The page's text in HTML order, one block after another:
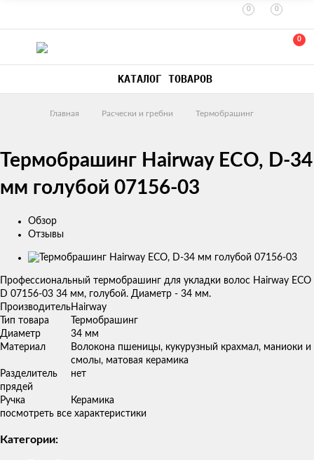
0 0
0
КАТАЛОГ ТОВАРОВ
Главная Расчески и гребни Термобрашинг
Термобрашинг Hairway ECO, D-34
мм голубой 07156-03
Обзор
Отзывы
Изображения
товаров
Профессиональный термобрашинг для укладки волос Hairway ECO
D 07156-03 34 мм, голубой. Диаметр - 34 мм.
ПроизводительHairway
Тип товара
Термобрашинг
Диаметр
34 мм
Материал
Волокона пшеницы, кукурузный крахмал, маниоки и
смолы, матовая керамика
Разделитель
прядей
нет
Ручка
Керамика
посмотреть все характеристики
Категории: